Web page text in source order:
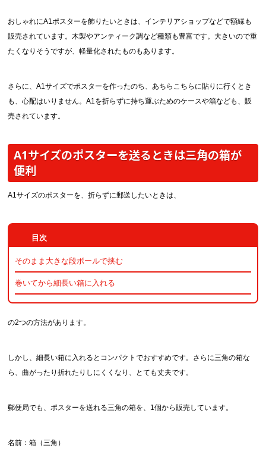
おしゃれにA1ポスターを飾りたいときは、インテリアショップなどで額縁も
販売されています。木製やアンティーク調など種類も豊富です。大きいので重
たくなりそうですが、軽量化されたものもあります。
さらに、A1サイズでポスターを作ったのち、あちらこちらに貼りに行くとき
も、心配はいりません。A1を折らずに持ち運ぶためのケースや箱なども、販
売されています。
A1サイズのポスターを送るときは三角の箱が
便利
A1サイズのポスターを、折らずに郵送したいときは、
そのまま大きな段ボールで挟む
巻いてから細長い箱に入れる
の2つの方法があります。
しかし、細長い箱に入れるとコンパクトでおすすめです。さらに三角の箱な
ら、曲がったり折れたりしにくくなり、とても丈夫です。
郵便局でも、ポスターを送れる三角の箱を、1個から販売しています。
名前：箱（三角）